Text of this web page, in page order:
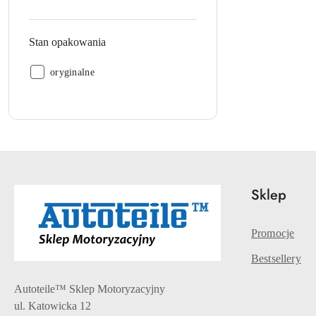
jednostkowym:
Stan opakowania
Stan
oryginalne
Autoteile™ Sklep Motoryzacyjny
ul. Katowicka 12
Sklep
Promocje
Bestsellery